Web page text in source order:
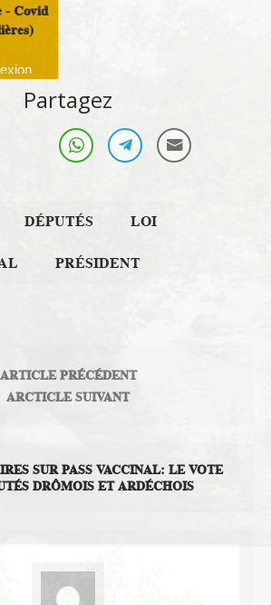
- Covid
Partagez
DÉPUTÉS LOI
PRÉSIDENT
ARTICLE PRÉCÉDENT
ARCTICLE SUIVANT
SUR PASS VACCINAL: LE VOTE
DRÔMOIS ET ARDÉCHOIS